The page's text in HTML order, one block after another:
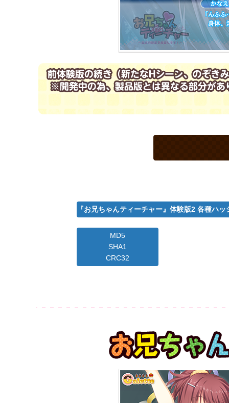
『お兄ちゃんティーチャー』体験版2 各種ハッ
MD5
SHA1
CRC32